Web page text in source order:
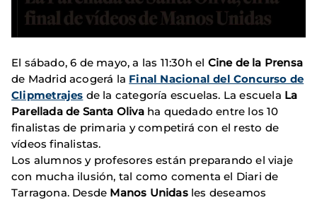
El sábado, 6 de mayo, a las 11:30h el Cine de la Prensa
de Madrid acogerá la Final Nacional del Concurso de
Clipmetrajes de la categoría escuelas. La escuela La
Parellada de Santa Oliva ha quedado entre los 10
finalistas de primaria y competirá con el resto de
vídeos finalistas.
Los alumnos y profesores están preparando el viaje
con mucha ilusión, tal como comenta el Diari de
Tarragona. Desde Manos Unidasles deseamos